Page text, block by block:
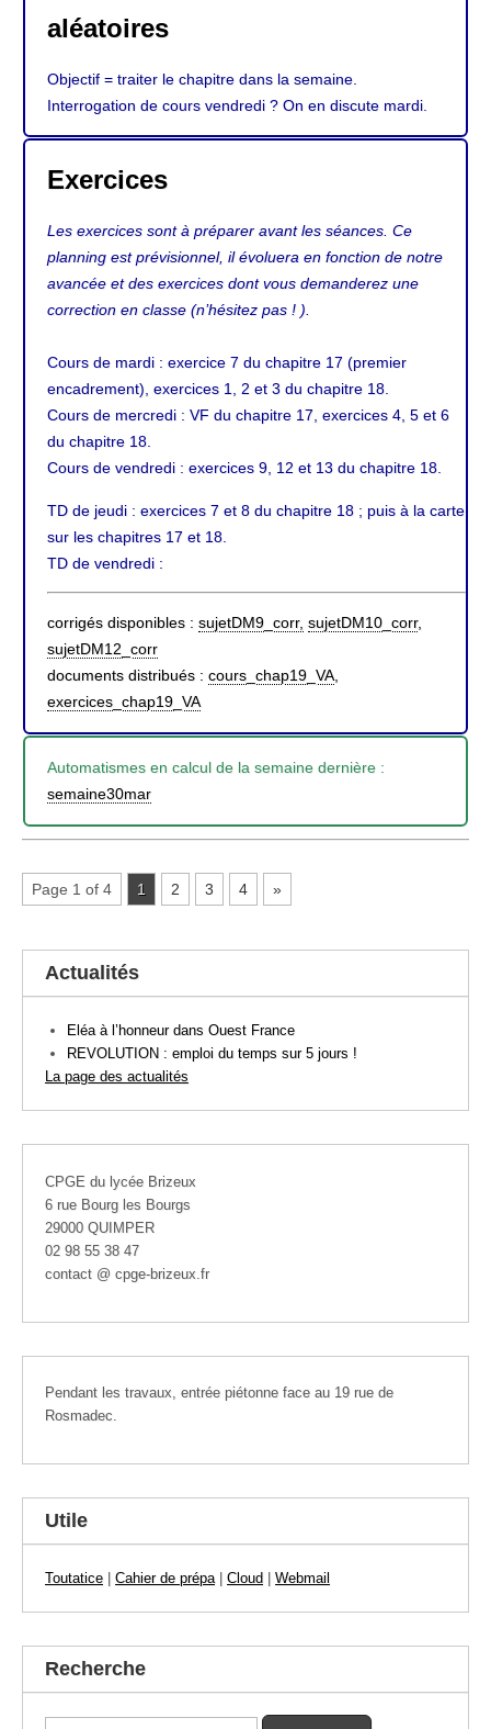
aléatoires
Objectif = traiter le chapitre dans la semaine.
Interrogation de cours vendredi ? On en discute mardi.
Exercices
Les exercices sont à préparer avant les séances. Ce
planning est prévisionnel, il évoluera en fonction de notre
avancée et des exercices dont vous demanderez une
correction en classe (n’hésitez pas ! ).
Cours de mardi : exercice 7 du chapitre 17 (premier
encadrement), exercices 1, 2 et 3 du chapitre 18.
Cours de mercredi : VF du chapitre 17, exercices 4, 5 et 6
du chapitre 18.
Cours de vendredi : exercices 9, 12 et 13 du chapitre 18.
TD de jeudi : exercices 7 et 8 du chapitre 18 ; puis à la carte
sur les chapitres 17 et 18.
TD de vendredi :
corrigés disponibles : sujetDM9_corr, sujetDM10_corr,
sujetDM12_corr
documents distribués : cours_chap19_VA,
exercices_chap19_VA
Automatismes en calcul de la semaine dernière :
semaine30mar
Page 1 of 4 1 2 3 4 »
Actualités
Eléa à l’honneur dans Ouest France
REVOLUTION : emploi du temps sur 5 jours !
La page des actualités
CPGE du lycée Brizeux
6 rue Bourg les Bourgs
29000 QUIMPER
02 98 55 38 47
contact @ cpge-brizeux.fr
Pendant les travaux, entrée piétonne face au 19 rue de
Rosmadec.
Utile
Toutatice Cahier de prépa| Cloud Webmail
Recherche